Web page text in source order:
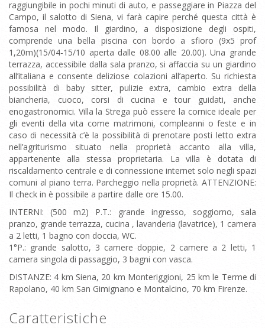
raggiungibile in pochi minuti di auto, e passeggiare in Piazza del
Campo, il salotto di Siena, vi farà capire perché questa città è
famosa nel modo. Il giardino, a disposizione degli ospiti,
comprende una bella piscina con bordo a sfioro (9x5 prof
1,20m)(15/04-15/10 aperta dalle 08.00 alle 20.00). Una grande
terrazza, accessibile dalla sala pranzo, si affaccia su un giardino
all’italiana e consente deliziose colazioni all’aperto. Su richiesta
possibilità di baby sitter, pulizie extra, cambio extra della
biancheria, cuoco, corsi di cucina e tour guidati, anche
enogastronomici. Villa la Strega può essere la cornice ideale per
gli eventi della vita come matrimoni, compleanni o feste e in
caso di necessità c’è la possibilità di prenotare posti letto extra
nell’agriturismo situato nella proprietà accanto alla villa,
appartenente alla stessa proprietaria. La villa è dotata di
riscaldamento centrale e di connessione internet solo negli spazi
comuni al piano terra. Parcheggio nella proprietà. ATTENZIONE:
Il check in è possibile a partire dalle ore 15.00.
INTERNI: (500 m2) P.T.: grande ingresso, soggiorno, sala
pranzo, grande terrazza, cucina , lavanderia (lavatrice), 1 camera
a 2 letti, 1 bagno con doccia, WC.
1°P.: grande salotto, 3 camere doppie, 2 camere a 2 letti, 1
camera singola di passaggio, 3 bagni con vasca.
DISTANZE: 4 km Siena, 20 km Monteriggioni, 25 km le Terme di
Rapolano, 40 km San Gimignano e Montalcino, 70 km Firenze.
Caratteristiche